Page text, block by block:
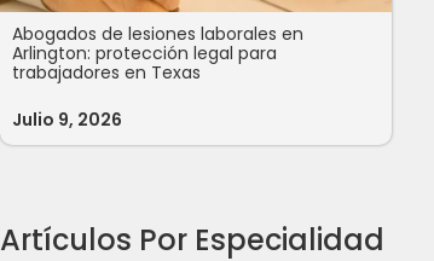
Abogados de lesiones laborales en
Arlington: protección legal para
trabajadores en Texas
Julio 9, 2026
Artículos Por Especialidad